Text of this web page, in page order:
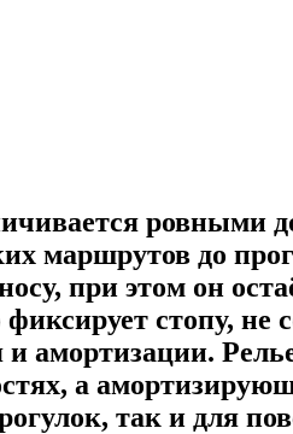
ровными
маршрутов до
при этом он
стопу, не
и амортизации.
а
так и для